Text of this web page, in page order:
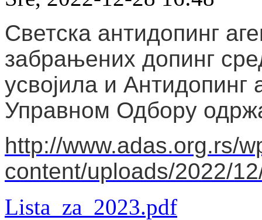
Светска антидопинг
забрањених допинг
усвојила и Антидопинг
Управном Одбору
http://www.adas.org.rs/
content/uploads/2022/
Lista_za_2023.pdf